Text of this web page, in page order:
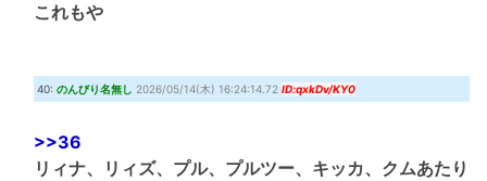
これもや
40: のんびり名無し 2026/05/14(木) 16:24:14.72 ID:qxkDv/KY0
>>36
リィナ、リィズ、プル、プルツー、キッカ、クムあたり